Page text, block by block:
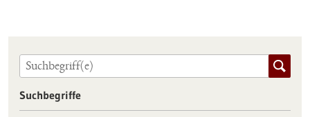
Suchbegriffe